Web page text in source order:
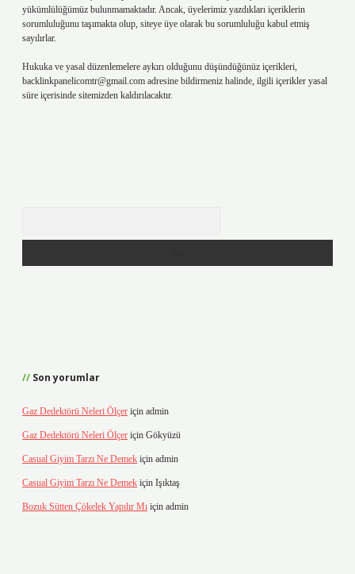
yükümlülüğümüz bulunmamaktadır. Ancak, üyelerimiz yazdıkları içeriklerin
sorumluluğunu taşımakta olup, siteye üye olarak bu sorumluluğu kabul etmiş
sayılırlar.
Hukuka ve yasal düzenlemelere aykırı olduğunu düşündüğünüz içerikleri,
backlinkpanelicomtr@gmail.com adresine bildirmeniz halinde, ilgili içerikler yasal
süre içerisinde sitemizden kaldırılacaktır.
Son yorumlar
Gaz Dedektörü Neleri Ölçer için admin
Gaz Dedektörü Neleri Ölçer için Gökyüzü
Casual Giyim Tarzı Ne Demek için admin
Casual Giyim Tarzı Ne Demek için Işıktaş
Bozuk Sütten Çökelek Yapılır Mı için admin